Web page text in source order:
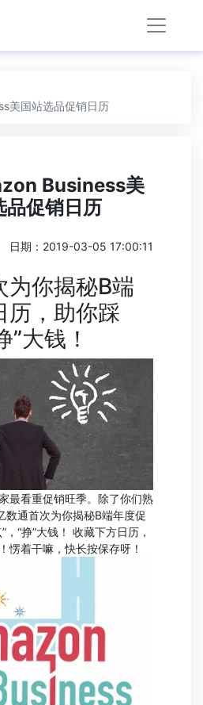
美国站选品促销日历
Business美
品促销日历
日期：2019-03-05 17:00:11
为你揭秘B端
历，助你踩
”大钱！
最看重促销旺季。除了你们熟
数通首次为你揭秘B端年度促
，“挣”大钱！ 收藏下方日历，
愣着干嘛，快长按保存呀！